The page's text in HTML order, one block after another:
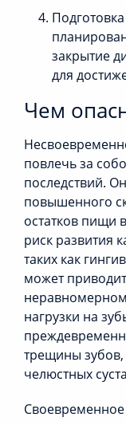
закрытие
для
Чем
повлечь за
последствий.
повышенного
остатков пищи
риск развития
таких как
может
нагрузки на
трещины
челюстных